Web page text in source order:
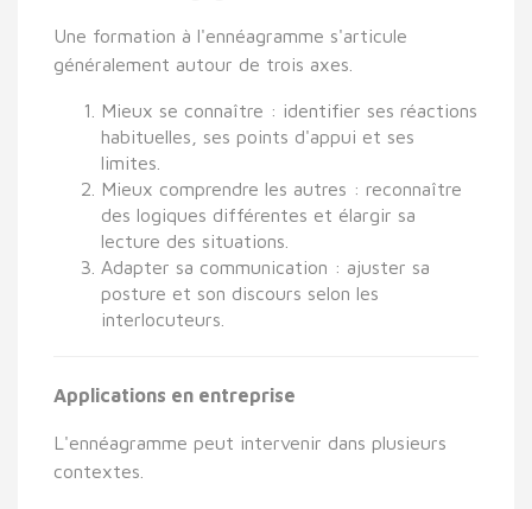
Une formation à l'ennéagramme s'articule
généralement autour de trois axes.
Mieux se connaître : identifier ses réactions
habituelles, ses points d'appui et ses
limites.
Mieux comprendre les autres : reconnaître
des logiques différentes et élargir sa
lecture des situations.
Adapter sa communication : ajuster sa
posture et son discours selon les
interlocuteurs.
Applications en entreprise
L'ennéagramme peut intervenir dans plusieurs
contextes.